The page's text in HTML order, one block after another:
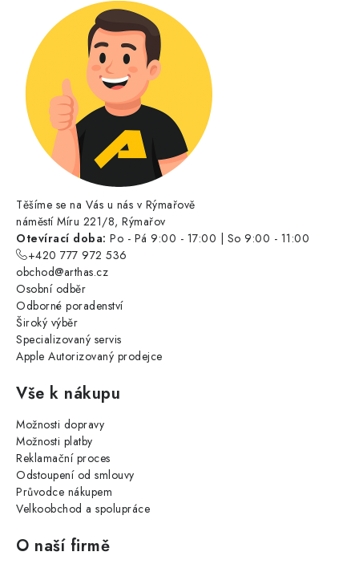
Těšíme se na Vás u nás v Rýmařově
náměstí Míru 221/8, Rýmařov
Otevírací doba: Po - Pá 9:00 - 17:00 | So 9:00 - 11:00
+420 777 972 536
obchod@arthas.cz
Osobní odběr
Odborné poradenství
Široký výběr
Specializovaný servis
Apple Autorizovaný prodejce
Vše k nákupu
Možnosti dopravy
Možnosti platby
Reklamační proces
Odstoupení od smlouvy
Průvodce nákupem
Velkoobchod a spolupráce
O naší firmě